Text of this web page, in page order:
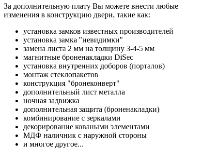
За дополнительную плату Вы можете внести любые
изменения в конструкцию двери, такие как:
установка замков известных производителей
установка замка "невидимки"
замена листа 2 мм на толщину 3-4-5 мм
магнитные броненакладки DiSec
установка внутренних доборов (порталов)
монтаж стеклопакетов
конструкция "бронеконверт"
дополнительный лист металла
ночная задвижка
дополнительная защита (броненакладки)
комбинирование с зеркалами
декорирование коваными элементами
МДФ наличник с наружной стороны
и многое другое...